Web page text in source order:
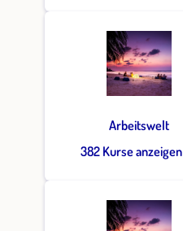
Arbeitswelt
382 Kurse anzeigen